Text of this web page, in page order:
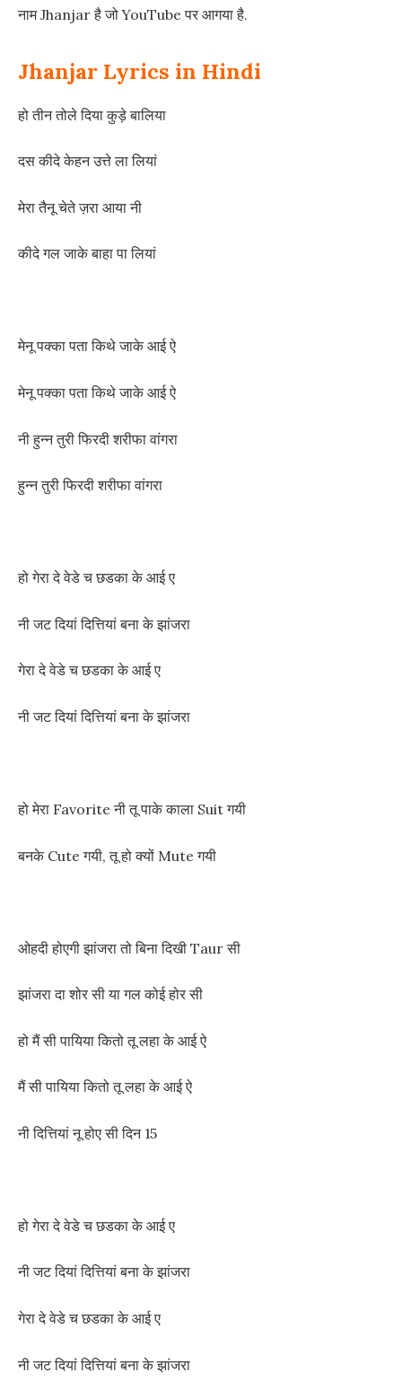
नाम Jhanjar है जो YouTube पर आगया है.
Jhanjar Lyrics in Hindi
हो तीन तोले दिया कुड़े बालिया
दस कीदे केहन उत्ते ला लियां
मेरा तैनू चेते ज़रा आया नी
कीदे गल जाके बाहा पा लियां
मेनू पक्का पता किथे जाके आई ऐ
मेनू पक्का पता किथे जाके आई ऐ
नी हुन्न तुरी फिरदी शरीफा वांगरा
हुन्न तुरी फिरदी शरीफा वांगरा
हो गेरा दे वेडे च छडका के आई ए
नी जट दियां दित्तियां बना के झांजरा
गेरा दे वेडे च छडका के आई ए
नी जट दियां दित्तियां बना के झांजरा
हो मेरा Favorite नी तू पाके काला Suit गयी
बनके Cute गयी, तू हो क्यों Mute गयी
ओहदी होएगी झांजरा तो बिना दिखी Taur सी
झांजरा दा शोर सी या गल कोई होर सी
हो मैं सी पायिया कितो तू लहा के आई ऐ
मैं सी पायिया कितो तू लहा के आई ऐ
नी दित्तियां नू होए सी दिन 15
हो गेरा दे वेडे च छडका के आई ए
नी जट दियां दित्तियां बना के झांजरा
गेरा दे वेडे च छडका के आई ए
नी जट दियां दित्तियां बना के झांजरा